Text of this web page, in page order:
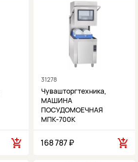
31278
Чувашторгтехника,
МАШИНА
ПОСУДОМОЕЧНАЯ
МПК-700К
168 787 ₽